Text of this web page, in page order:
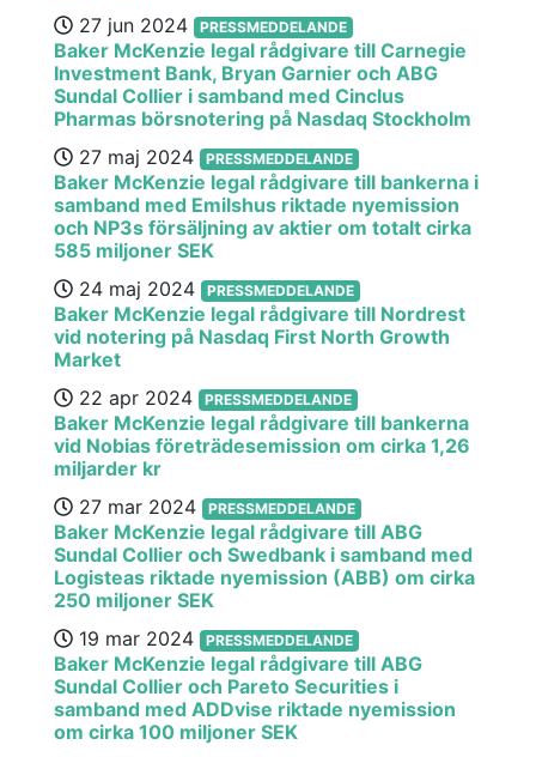
27 jun 2024
PRESSMEDDELANDE
Baker McKenzie legal rådgivare till Carnegie
Investment Bank, Bryan Garnier och ABG
Sundal Collier i samband med Cinclus
Pharmas börsnotering på Nasdaq Stockholm
27 maj 2024
PRESSMEDDELANDE
Baker McKenzie legal rådgivare till bankerna i
samband med Emilshus riktade nyemission
och NP3s försäljning av aktier om totalt cirka
585 miljoner SEK
24 maj 2024
PRESSMEDDELANDE
Baker McKenzie legal rådgivare till Nordrest
vid notering på Nasdaq First North Growth
Market
22 apr 2024
PRESSMEDDELANDE
Baker McKenzie legal rådgivare till bankerna
vid Nobias företrädesemission om cirka 1,26
miljarder kr
27 mar 2024
PRESSMEDDELANDE
Baker McKenzie legal rådgivare till ABG
Sundal Collier och Swedbank i samband med
Logisteas riktade nyemission (ABB) om cirka
250 miljoner SEK
19 mar 2024
PRESSMEDDELANDE
Baker McKenzie legal rådgivare till ABG
Sundal Collier och Pareto Securities i
samband med ADDvise riktade nyemission
om cirka 100 miljoner SEK